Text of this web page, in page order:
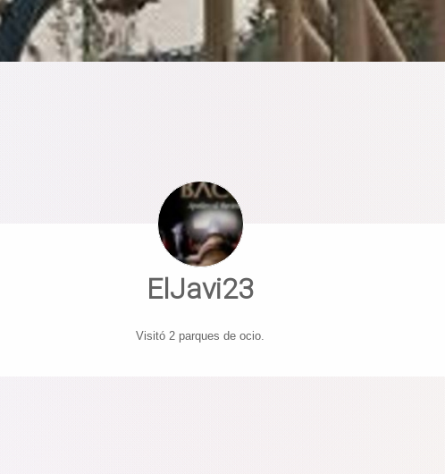
ElJavi23
Visitó 2 parques de ocio.